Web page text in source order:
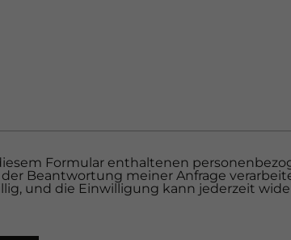
Formular enthaltenen
der Beantwortung meiner Anfrage
und die Einwilligung kann jederzeit